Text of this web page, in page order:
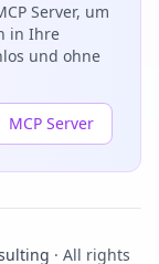
Server, um
in Ihre
und ohne
MCP Server
· All rights